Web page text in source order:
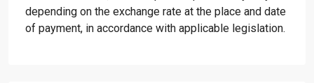
depending on the exchange rate at the place and date
of payment, in accordance with applicable legislation.